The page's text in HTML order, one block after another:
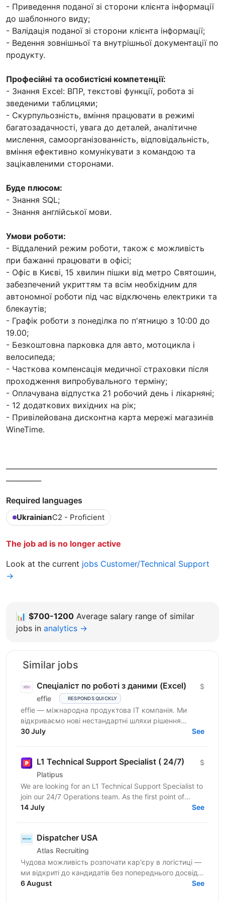
- Приведення поданої зі сторони клієнта інформації
до шаблонного виду;
- Валідація поданої зі сторони клієнта інформації;
- Ведення зовнішньої та внутрішньої документації по
продукту.
Професійні та особистісні компетенції:
- Знання Excel: ВПР, текстові функції, робота зі
зведеними таблицями;
- Скурпульозність, вміння працювати в режимі
багатозадачності, увага до деталей, аналітичне
мислення, самоорганізованність, відповідальність,
вміння ефективно комунікувати з командою та
зацікавленими сторонами.
Буде плюсом:
- Знання SQL;
- Знання англійської мови.
Умови роботи:
- Віддалений режим роботи, також є можливість
при бажанні працювати в офісі;
- Офіс в Києві, 15 хвилин пішки від метро Святошин,
забезпечений укриттям та всім необхідним для
автономної роботи під час відключень електрики та
блекаутів;
- Графік роботи з понеділка по п'ятницю з 10:00 до
19.00;
- Безкоштовна парковка для авто, мотоцикла і
велосипеда;
- Часткова компенсація медичної страховки після
проходження випробувального терміну;
- Оплачувана відпустка 21 робочий день і лікарняні;
- 12 додаткових вихідних на рік;
- Привілейована дисконтна карта мережі магазинів
WineTime.
Required languages
UkrainianC2 - Proficient
The job ad is no longer active
Look at the current jobs Customer/Technical Support
→
📊 $700-1200 Average salary range of similar
jobs in analytics →
Similar jobs
Спеціаліст по роботі з даними (Excel)
effie RESPONDS QUICKLY
$
effie — міжнародна продуктова IT компанія. Ми
відкриваємо нові нестандартні шляхи рішення
бізнес-викликів, надаючи глобальні хмарні сервіси
30 July See
L1 Technical Support Specialist ( 24/7)
Platipus
$
We are looking for an L1 Technical Support Specialist to
join our 24/7 Operations team. As the first point of
contact for our partners, you will play a key...
14 July See
Dispatcher USA
Atlas Recruiting
Чудова можливість розпочати кар'єру в логістиці —
ми відкриті до кандидатів без попереднього досвіду!
Покращуйте розмовну англійську та розвивайте
6 August See